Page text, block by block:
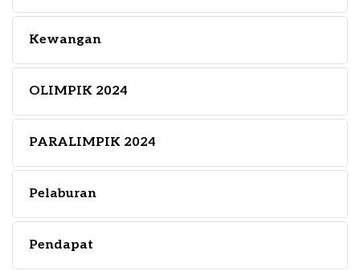
Kewangan
OLIMPIK 2024
PARALIMPIK 2024
Pelaburan
Pendapat